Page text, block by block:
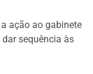
ação ao gabinete
sequência às